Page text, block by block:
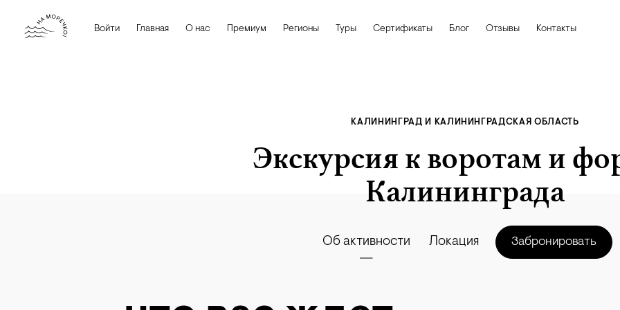
Войти Главная О нас Премиум Регионы Туры Сертификаты Блог Отзывы Контакты
КАЛИНИНГРАД И КАЛИНИНГРАДСКАЯ ОБЛАСТЬ
Экскурсия к воротам и
Калининграда
Об активности Локация Забронировать